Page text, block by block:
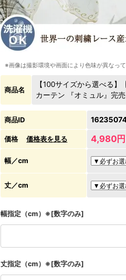
※画像は撮影環境や画面により色味が異なっ
商品名
【100サイズから選べる
カーテン 『オミュル』完売
商品ID
価格 価格表を見る 4,980円
幅／cm
丈／cm
幅指定（cm）※[数字のみ]
丈指定（cm）※[数字のみ]